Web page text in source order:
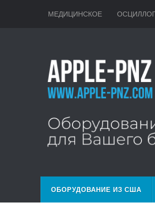
МЕДИЦИНСКОЕ
ОБОРУДОВАНИЕ ИЗ США